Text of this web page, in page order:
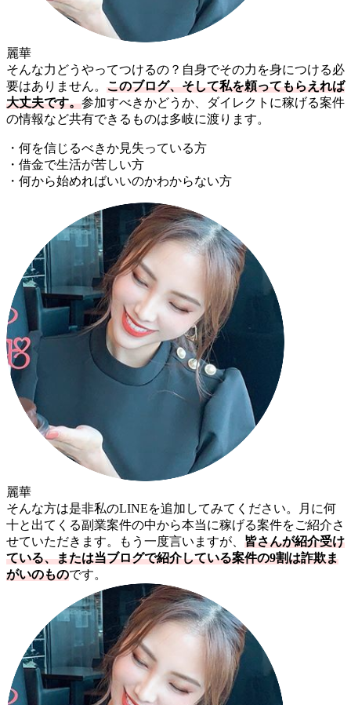
麗華
そんな力どうやってつけるの？自身でその力を身につける必
要はありません。 このブログ、そして私を頼ってもらえれば
大丈夫です。参加すべきかどうか、ダイレクトに稼げる案件
の情報など共有できるものは多岐に渡ります。
・何を信じるべきか見失っている方
・借金で生活が苦しい方
・何から始めればいいのかわからない方
麗華
そんな方は是非私のLINEを追加してみてください。月に何
十と出てくる副業案件の中から本当に稼げる案件をご紹介さ
せていただきます。もう一度言いますが、 皆さんが紹介受け
ている、または当ブログで紹介している案件の9割は詐欺ま
がいのものです。